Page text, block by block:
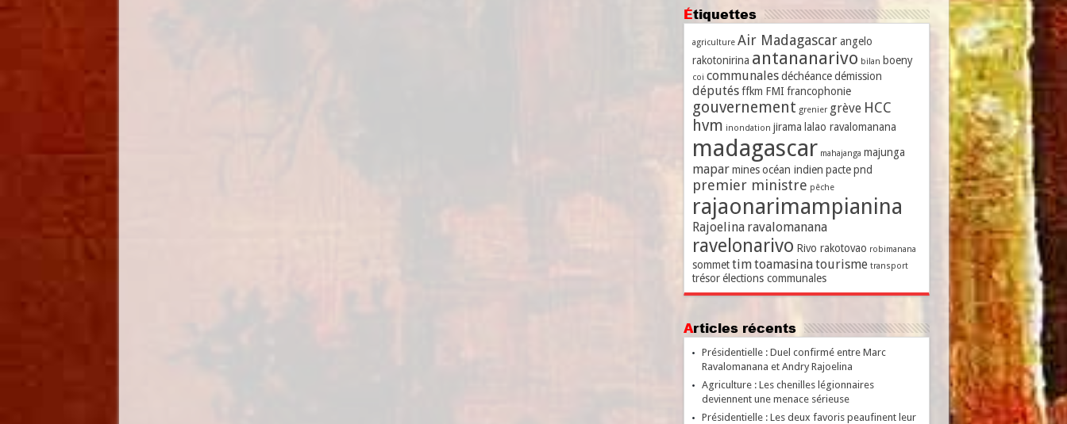
Étiquettes
agriculture Air Madagascar angelo
rakotonirina antananarivo bilan boeny
coi communales déchéance démission
députés ffkm FMI francophonie
gouvernement grenier grève HCC
hvm inondation jirama lalao ravalomanana
madagascar mahajanga majunga
mapar mines océan indien pacte pnd
premier ministre pêche
rajaonarimampianina
Rajoelina ravalomanana
ravelonarivo Rivo rakotovao robimanana
sommet timtoamasinatourisme transport
trésor élections communales
Articles récents
Présidentielle : Duel confirmé entre Marc
Ravalomanana et Andry Rajoelina
Agriculture : Les chenilles légionnaires
deviennent une menace sérieuse
Présidentielle : Les deux favoris peaufinent leur